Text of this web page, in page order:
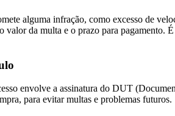
alguma infração, como excesso de
da multa e o prazo para pagamento.
envolve a assinatura do DUT
para evitar multas e problemas futuros.